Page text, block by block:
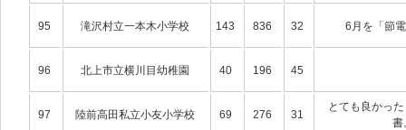
95 滝沢村立一本木小学校 143 836 32 6月を「節
96 北上市立横川目幼稚園 40 196 45
97 陸前高田私立小友小学校 69 276 31
とても良かっ
書